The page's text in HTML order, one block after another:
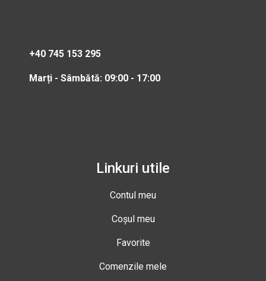
+40 745 153 295
Marți - Sâmbătă: 09:00 - 17:00
Linkuri utile
Contul meu
Coșul meu
Favorite
Comenzile mele